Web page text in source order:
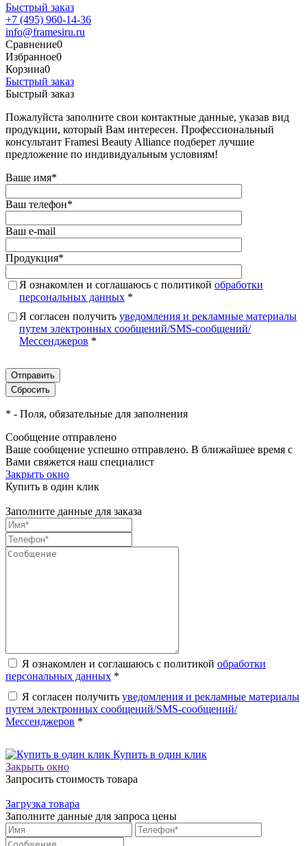
Быстрый заказ
+7 (495) 960-14-36
info@framesiru.ru
Сравнение0
Избранное0
Корзина0
Быстрый заказ
Быстрый заказ
Пожалуйста заполните свои контактные данные, указав вид
продукции, который Вам интересен. Профессиональный
консультант Framesi Beauty Alliance подберет лучшие
предложение по индивидуальным условиям!
Ваше имя*
Ваш телефон*
Ваш e-mail
Продукция*
Я ознакомлен и соглашаюсь с политикой обработки
персональных данных *
Я согласен получить уведомления и рекламные материалы
путем электронных сообщений/SMS-сообщений/
Мессенджеров *
* - Поля, обязательные для заполнения
Сообщение отправлено
Ваше сообщение успешно отправлено. В ближайшее время с
Вами свяжется наш специалист
Закрыть окно
Купить в один клик
Заполните данные для заказа
Я ознакомлен и соглашаюсь с политикой обработки
персональных данных *
Я согласен получить уведомления и рекламные материалы
путем электронных сообщений/SMS-сообщений/
Мессенджеров *
Купить в один клик
Закрыть окно
Запросить стоимость товара
Загрузка товара
Заполните данные для запроса цены